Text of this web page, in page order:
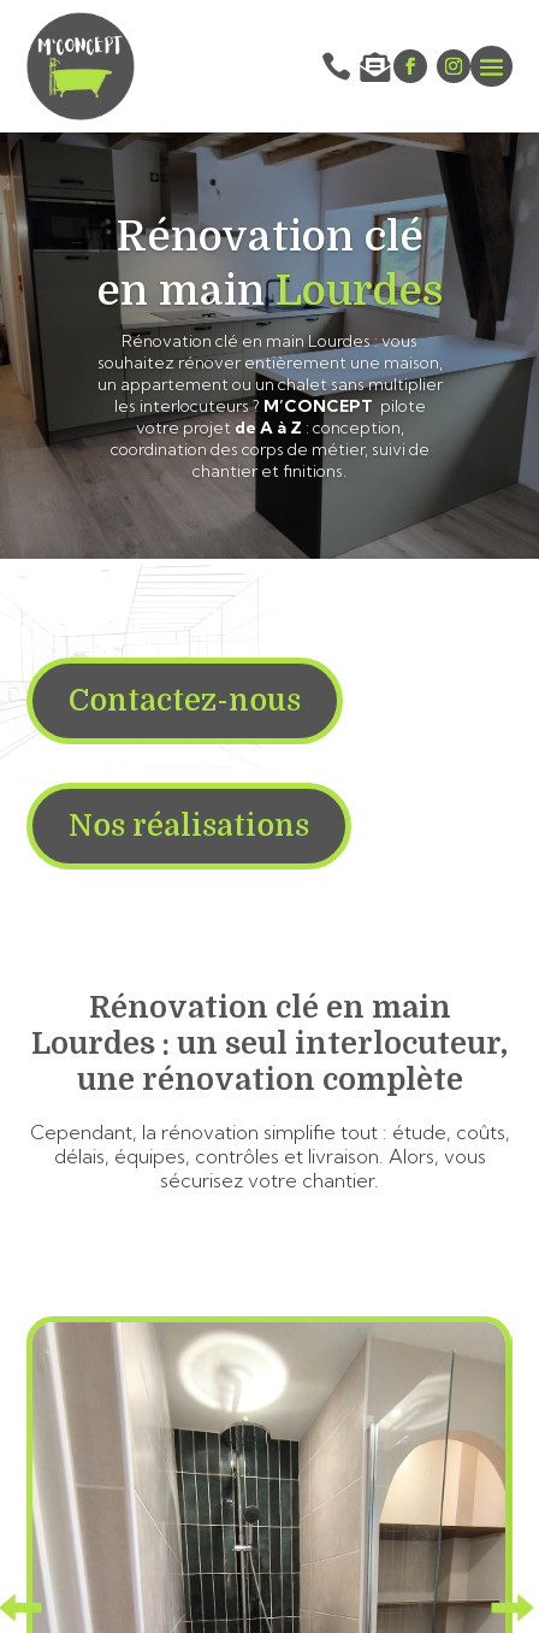
 
Rénovation clé
en mainLourdes
Rénovation clé en main Lourdes : vous
souhaitez rénover entièrement une maison,
un appartement ou un chalet sans multiplier
les interlocuteurs ? M’CONCEPT pilote
votre projet de A à Z : conception,
coordination des corps de métier, suivi de
chantier et finitions.
Contactez-nous
Nos réalisations
Rénovation clé en main
Lourdes : un seul interlocuteur,
une rénovation complète
Cependant, la rénovation simplifie tout : étude, coûts,
délais, équipes, contrôles et livraison. Alors, vous
sécurisez votre chantier.